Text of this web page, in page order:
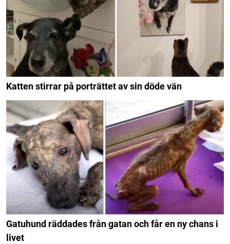
Katten stirrar på porträttet av sin döde vän
Gatuhund räddades från gatan och får en ny chans i
livet